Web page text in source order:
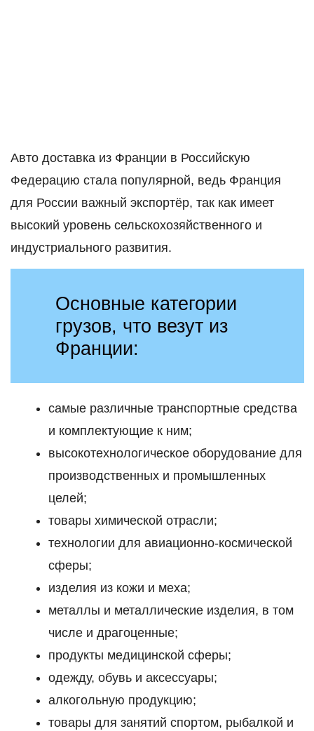
Авто доставка из Франции в Российскую
Федерацию стала популярной, ведь Франция
для России важный экспортёр, так как имеет
высокий уровень сельскохозяйственного и
индустриального развития.
Основные категории
грузов, что везут из
Франции:
самые различные транспортные средства
и комплектующие к ним;
высокотехнологическое оборудование для
производственных и промышленных
целей;
товары химической отрасли;
технологии для авиационно-космической
сферы;
изделия из кожи и меха;
металлы и металлические изделия, в том
числе и драгоценные;
продукты медицинской сферы;
одежду, обувь и аксессуары;
алкогольную продукцию;
товары для занятий спортом, рыбалкой и